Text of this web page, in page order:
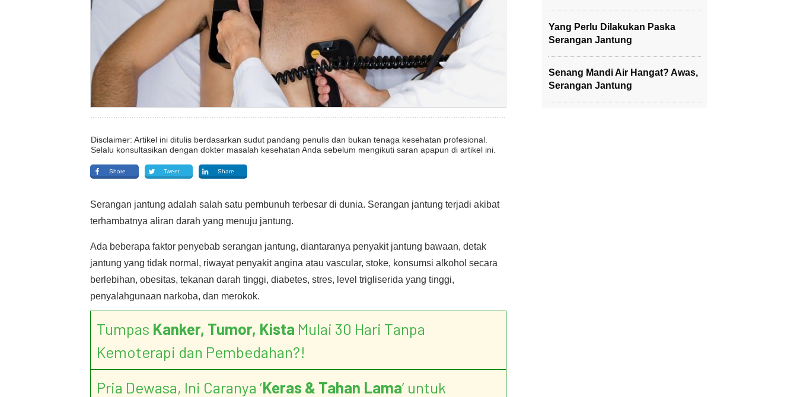
Disclaimer: Artikel ini ditulis berdasarkan sudut pandang penulis dan bukan tenaga kesehatan profesional.
Selalu konsultasikan dengan dokter masalah kesehatan Anda sebelum mengikuti saran apapun di artikel ini.
Share Tweet Share
Serangan jantung adalah salah satu pembunuh terbesar di dunia. Serangan jantung terjadi akibat
terhambatnya aliran darah yang menuju jantung.
Ada beberapa faktor penyebab serangan jantung, diantaranya penyakit jantung bawaan, detak
jantung yang tidak normal, riwayat penyakit angina atau vascular, stoke, konsumsi alkohol secara
berlebihan, obesitas, tekanan darah tinggi, diabetes, stres, level trigliserida yang tinggi,
penyalahgunaan narkoba, dan merokok.
Tumpas Kanker, Tumor, Kista Mulai 30 Hari Tanpa
Kemoterapi dan Pembedahan?!
Pria Dewasa, Ini Caranya ‘Keras & Tahan Lama’ untuk
Yang Perlu Dilakukan Paska
Serangan Jantung
Senang Mandi Air Hangat? Awas,
Serangan Jantung